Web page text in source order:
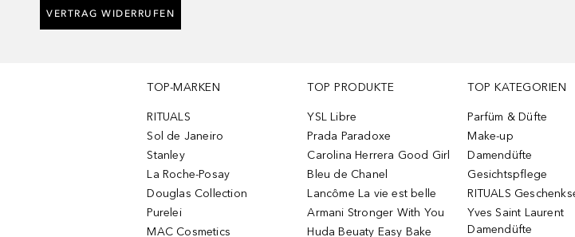
VERTRAG WIDERRUFEN
TOP-MARKEN
RITUALS
Sol de Janeiro
Stanley
La Roche-Posay
Douglas Collection
Purelei
MAC Cosmetics
TOP PRODUKTE
YSL Libre
Prada Paradoxe
Carolina Herrera Good Girl
Bleu de Chanel
Lancôme La vie est belle
Armani Stronger With You
Huda Beuaty Easy Bake
TOP KATEGORIEN
Parfüm & Düfte
Make-up
Damendüfte
Gesichtspflege
RITUALS
Yves Saint Laurent
Damendüfte